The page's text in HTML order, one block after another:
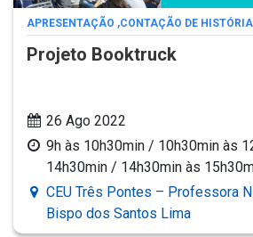
APRESENTAÇÃO ,CONTAÇÃO DE HISTÓRIA
Projeto Booktruck
26 Ago 2022
9h às 10h30min / 10h30min às
14h30min / 14h30min às
CEU Três Pontes – Professora
Bispo dos Santos Lima